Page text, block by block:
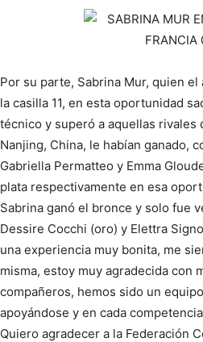
Por su parte, Sabrina Mur, quien
la casilla 11, en esta oportunidad
técnico y superó a aquellas rivales
Nanjing, China, le habían ganado,
Gabriella Permatteo y Emma
plata respectivamente en esa
Sabrina ganó el bronce y solo fue
Dessire Cocchi (oro) y Elettra
una experiencia muy bonita, me
misma, estoy muy agradecida con
compañeros, hemos sido un
apoyándose y en cada
Quiero agradecer a la Federación